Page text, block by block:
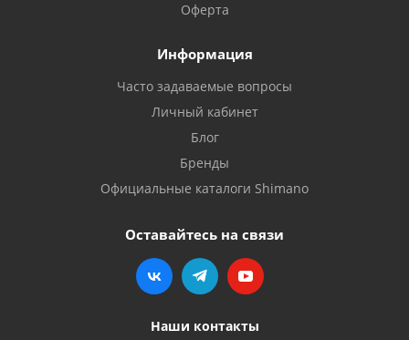
Оферта
Информация
Часто задаваемые вопросы
Личный кабинет
Блог
Бренды
Официальные каталоги Shimano
Оставайтесь на связи
Наши контакты